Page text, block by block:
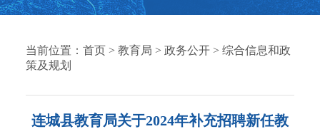
当前位置： 首页 > 教育局 > 政务公开 > 综合信息和政
策及规划
连城县教育局关于2024年补充招聘新任教